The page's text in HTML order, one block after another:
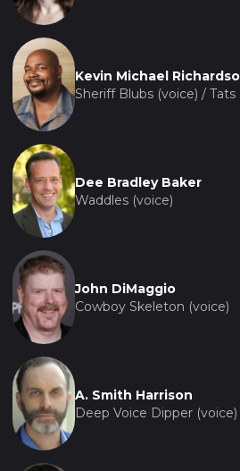
Kevin Michael
Sheriff Blubs (voice) / Tats
Dee Bradley Baker
Waddles (voice)
John DiMaggio
Cowboy Skeleton (voice)
A. Smith Harrison
Deep Voice Dipper (voice)